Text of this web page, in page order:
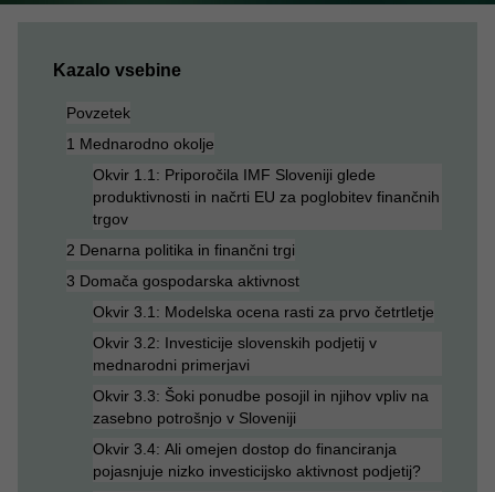
Kazalo vsebine
Povzetek
1 Mednarodno okolje
Okvir 1.1: Priporočila IMF Sloveniji glede
produktivnosti in načrti EU za poglobitev finančnih
trgov
2 Denarna politika in finančni trgi
3 Domača gospodarska aktivnost
Okvir 3.1: Modelska ocena rasti za prvo četrtletje
Okvir 3.2: Investicije slovenskih podjetij v
mednarodni primerjavi
Okvir 3.3: Šoki ponudbe posojil in njihov vpliv na
zasebno potrošnjo v Sloveniji
Okvir 3.4: Ali omejen dostop do financiranja
pojasnjuje nizko investicijsko aktivnost podjetij?